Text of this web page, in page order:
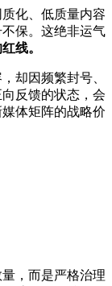
化、低质量内容
保。这绝非运气
线。
却因频繁封号、
反馈的状态，会
体矩阵的战略价
，而是严格治理